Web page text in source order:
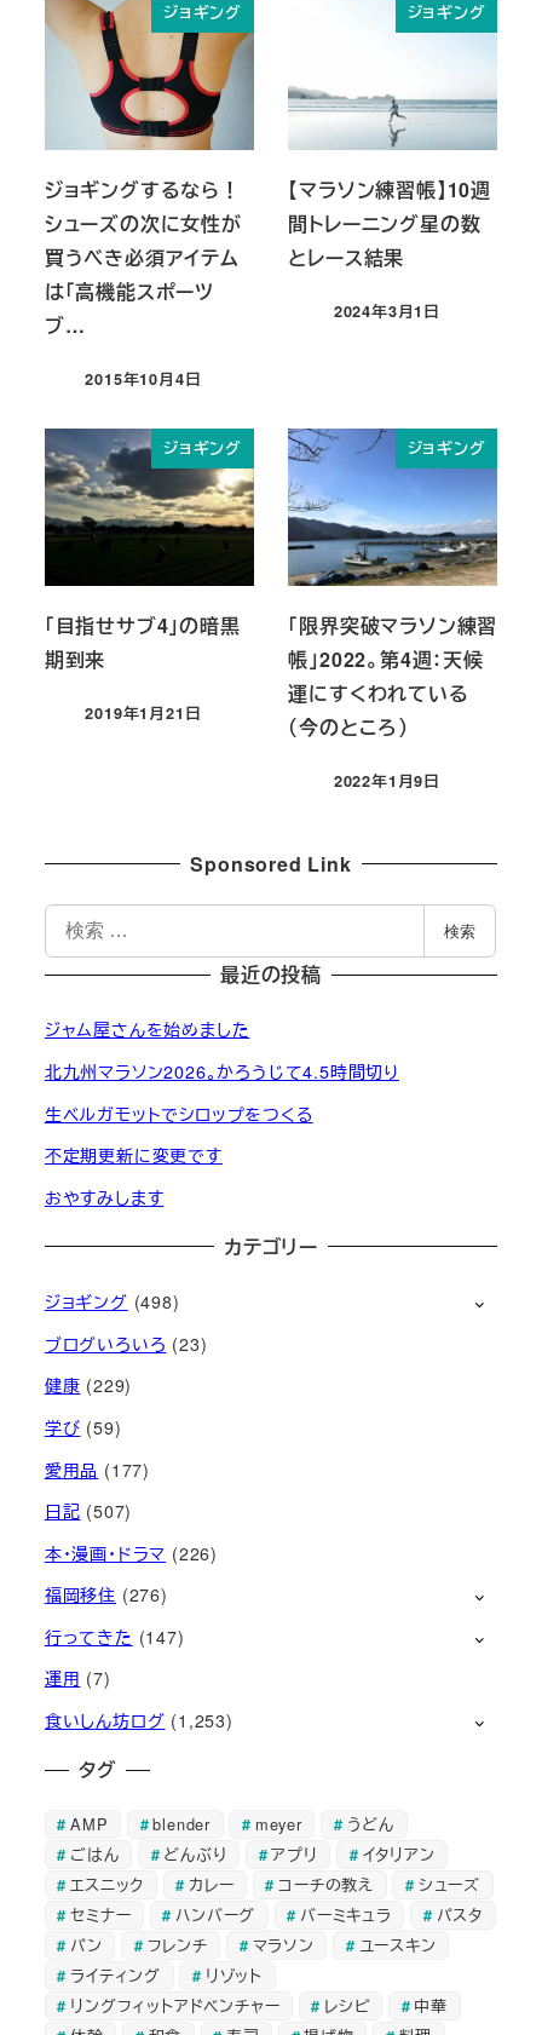
ジョギング
ジョギングするなら！
シューズの次に女性が
買うべき必須アイテム
は「高機能スポーツ
ブ…
投稿日
2015年10月4日
ジョギング
【マラソン練習帳】10週
間トレーニング星の数
とレース結果
投稿日
2024年3月1日
ジョギング
「目指せサブ4」の暗黒
期到来
投稿日
2019年1月21日
ジョギング
「限界突破マラソン練習
帳」2022。第4週：天候
運にすくわれている
（今のところ）
投稿日
2022年1月9日
Sponsored Link
索
検索
最近の投稿
ジャム屋さんを始めました
北九州マラソン2026。かろうじて4.5時間切り
生ベルガモットでシロップをつくる
不定期更新に変更です
おやすみします
カテゴリー
ジョギング (498)
ブログいろいろ (23)
健康 (229)
学び (59)
愛用品 (177)
日記 (507)
本・漫画・ドラマ (226)
福岡移住 (276)
行ってきた (147)
運用 (7)
食いしん坊ログ (1,253)
タグ
AMP blender meyer
うどん
ごはん
どんぶり アプリ
イタリアン
エスニック
カレー コーチの教え
シューズ
セミナー
ハンバーグ バーミキュラ
パスタ
パン
フレンチ マラソン
ユースキン
ライティング
リゾット
リングフィットアドベンチャー
レシピ
中華